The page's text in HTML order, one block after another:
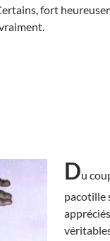
fort
Du
pacotille